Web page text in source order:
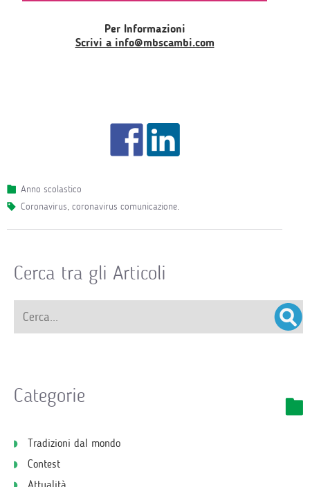
Per Informazioni
Scrivi a info@mbscambi.com
Anno scolastico
coronavirus, coronavirus comunicazione.
Cerca tra gli Articoli
Categorie
Tradizioni dal mondo
Contest
Attualità